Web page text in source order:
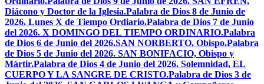
Diácono y Doctor de la Iglesia.Palabra de Dios 8 de Junio de
2026. Lunes X de Tiempo Ordiario.Palabra de Dios 7 de Junio
del 2026. X DOMINGO DEL TIEMPO ORDINARIO.Palabra
de Dios 6 de Junio del 2026.SAN NORBERTO, Obispo.Palabra
de Dios 5 de Junio del 2026. SAN BONIFACIO, Obispo y
Mártir.Palabra de Dios 4 de Junio del 2026. Solemnidad, EL
CUERPO Y LA SANGRE DE CRISTO.Palabra de Dios 3 de